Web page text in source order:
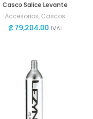
Casco Salice Levante
Accesorios, Cascos
₡79,204.00 IVAI